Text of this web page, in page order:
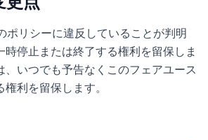
ポリシーに違反していることが判明
時停止または終了する権利を留保しま
、いつでも予告なくこのフェアユース
利を留保します。